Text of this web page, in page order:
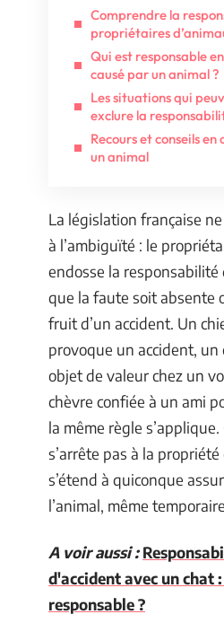
Comprendre la
propriétaires
Qui est responsable
causé par un animal ?
Les situations qui
exclure la
Recours et conseils
un animal
La législation française
à l’ambiguïté : le
endosse la responsabilité
que la faute soit absente
fruit d’un accident. Un
provoque un accident,
objet de valeur chez un
chèvre confiée à un ami
la même règle
s’arrête pas à la
s’étend à quiconque
l’animal, même
A voir aussi :
d'accident avec un chat
responsable ?